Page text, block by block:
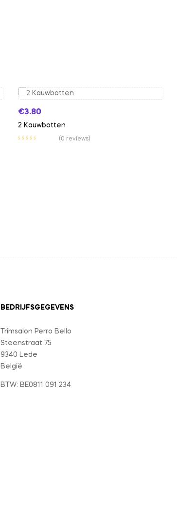
€3.80
2 Kauwbotten
(0 reviews)
BEDRIJFSGEGEVENS
Trimsalon Perro Bello
Steenstraat 75
9340 Lede
België
BTW: BE0811 091 234